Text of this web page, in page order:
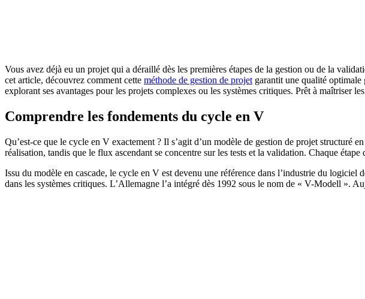
Vous avez déjà eu un projet qui a déraillé dès les premières étapes de la gestion ou de la
cet article, découvrez comment cette méthode de gestion de projet garantit une qualité optimale
explorant ses avantages pour les projets complexes ou les systèmes critiques. Prêt à maîtriser
Comprendre les fondements du cycle en V
Qu’est-ce que le cycle en V exactement ? Il s’agit d’un modèle de gestion de projet structuré en
réalisation, tandis que le flux ascendant se concentre sur les tests et la validation. Chaque
Issu du modèle en cascade, le cycle en V est devenu une référence dans l’industrie du
dans les systèmes critiques. L’Allemagne l’a intégré dès 1992 sous le nom de « V-Modell ».